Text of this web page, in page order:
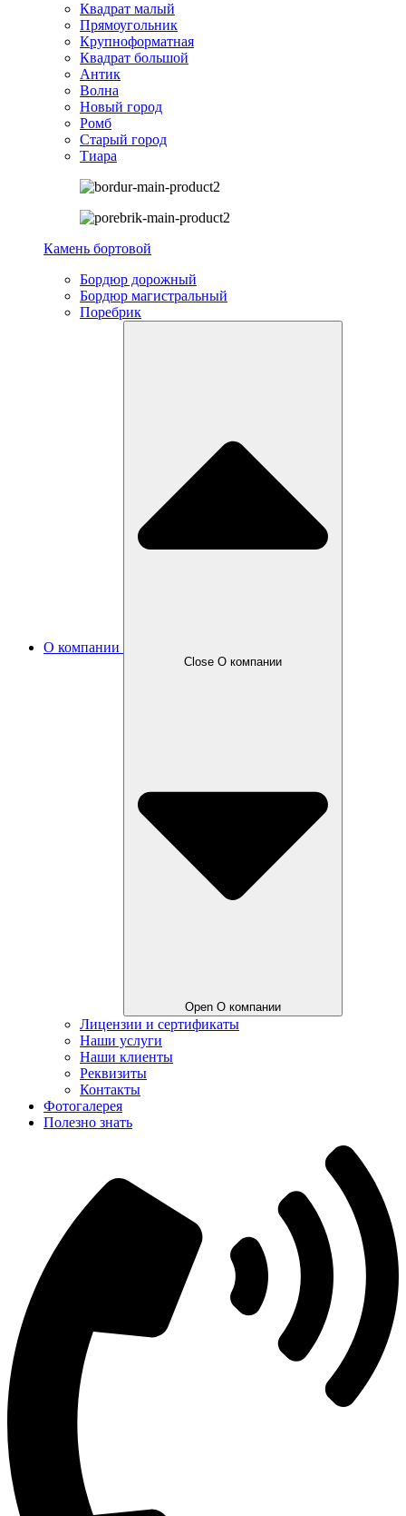
Квадрат малый
Прямоугольник
Крупноформатная
Квадрат большой
Антик
Волна
Новый город
Ромб
Старый город
Тиара
Камень бортовой
Бордюр дорожный
Бордюр магистральный
Поребрик
О компании
Close О компании
Open О компании
Лицензии и сертификаты
Наши услуги
Наши клиенты
Реквизиты
Контакты
Фотогалерея
Полезно знать